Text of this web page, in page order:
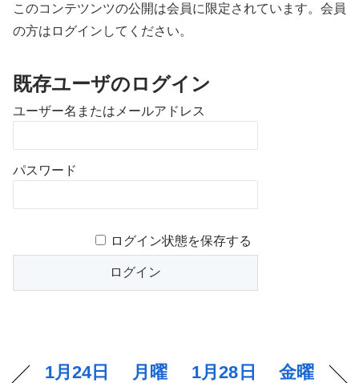
このコンテツンツの公開は会員に限定されています。会員
の方はログインしてください。
既存ユーザのログイン
ユーザー名またはメールアドレス
パスワード
ログイン状態を保存する
1月24日 月曜
1月28日 金曜